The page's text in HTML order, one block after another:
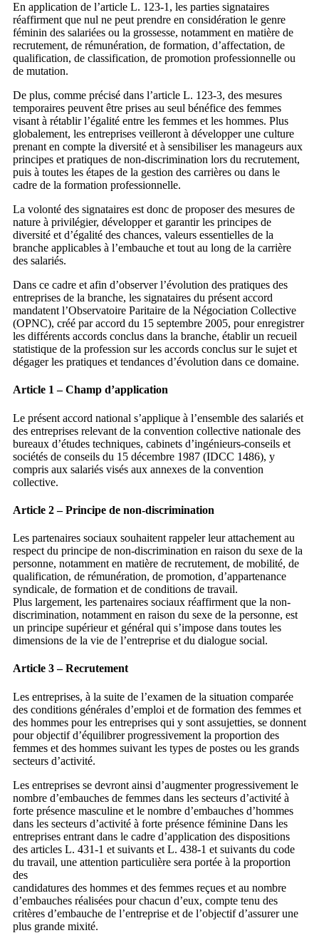
En application de l’article L. 123-1, les parties signataires
réaffirment que nul ne peut prendre en considération le genre
féminin des salariées ou la grossesse, notamment en matière de
recrutement, de rémunération, de formation, d’affectation, de
qualification, de classification, de promotion professionnelle ou
de mutation.
De plus, comme précisé dans l’article L. 123-3, des mesures
temporaires peuvent être prises au seul bénéfice des femmes
visant à rétablir l’égalité entre les femmes et les hommes. Plus
globalement, les entreprises veilleront à développer une culture
prenant en compte la diversité et à sensibiliser les manageurs aux
principes et pratiques de non-discrimination lors du recrutement,
puis à toutes les étapes de la gestion des carrières ou dans le
cadre de la formation professionnelle.
La volonté des signataires est donc de proposer des mesures de
nature à privilégier, développer et garantir les principes de
diversité et d’égalité des chances, valeurs essentielles de la
branche applicables à l’embauche et tout au long de la carrière
des salariés.
Dans ce cadre et afin d’observer l’évolution des pratiques des
entreprises de la branche, les signataires du présent accord
mandatent l’Observatoire Paritaire de la Négociation Collective
(OPNC), créé par accord du 15 septembre 2005, pour enregistrer
les différents accords conclus dans la branche, établir un recueil
statistique de la profession sur les accords conclus sur le sujet et
dégager les pratiques et tendances d’évolution dans ce domaine.
Article 1 – Champ d’application
Le présent accord national s’applique à l’ensemble des salariés et
des entreprises relevant de la convention collective nationale des
bureaux d’études techniques, cabinets d’ingénieurs-conseils et
sociétés de conseils du 15 décembre 1987 (IDCC 1486), y
compris aux salariés visés aux annexes de la convention
collective.
Article 2 – Principe de non-discrimination
Les partenaires sociaux souhaitent rappeler leur attachement au
respect du principe de non-discrimination en raison du sexe de la
personne, notamment en matière de recrutement, de mobilité, de
qualification, de rémunération, de promotion, d’appartenance
syndicale, de formation et de conditions de travail.
Plus largement, les partenaires sociaux réaffirment que la non-
discrimination, notamment en raison du sexe de la personne, est
un principe supérieur et général qui s’impose dans toutes les
dimensions de la vie de l’entreprise et du dialogue social.
Article 3 – Recrutement
Les entreprises, à la suite de l’examen de la situation comparée
des conditions générales d’emploi et de formation des femmes et
des hommes pour les entreprises qui y sont assujetties, se donnent
pour objectif d’équilibrer progressivement la proportion des
femmes et des hommes suivant les types de postes ou les grands
secteurs d’activité.
Les entreprises se devront ainsi d’augmenter progressivement le
nombre d’embauches de femmes dans les secteurs d’activité à
forte présence masculine et le nombre d’embauches d’hommes
dans les secteurs d’activité à forte présence féminine Dans les
entreprises entrant dans le cadre d’application des dispositions
des articles L. 431-1 et suivants et L. 438-1 et suivants du code
du travail, une attention particulière sera portée à la proportion
des
candidatures des hommes et des femmes reçues et au nombre
d’embauches réalisées pour chacun d’eux, compte tenu des
critères d’embauche de l’entreprise et de l’objectif d’assurer une
plus grande mixité.